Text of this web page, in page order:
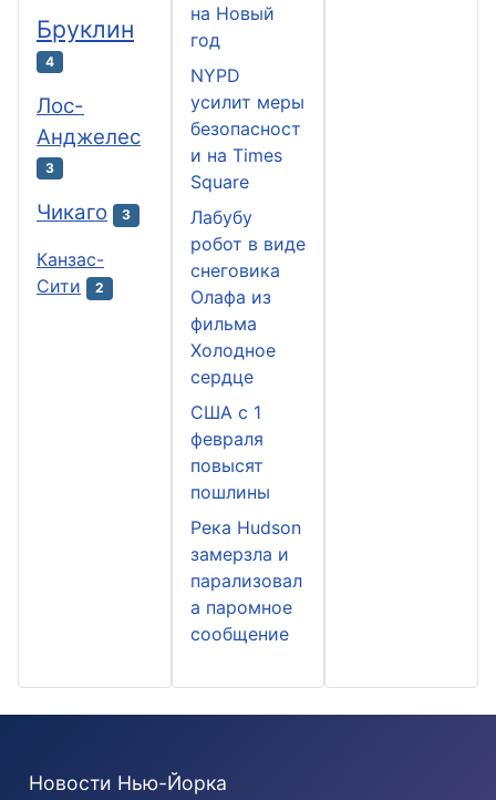
Бруклин
4
Лос-
Анджелес
3
Чикаго 3
Канзас-
Сити
2
на Новый
год
NYPD
усилит меры
безопасност
и на Times
Square
Лабубу
робот в виде
снеговика
Олафа из
фильма
Холодное
сердце
США с 1
февраля
повысят
пошлины
Река Hudson
замерзла и
парализовал
а паромное
сообщение
Новости Нью-Йорка